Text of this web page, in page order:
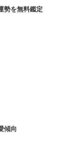
勢を無料鑑定
傾向